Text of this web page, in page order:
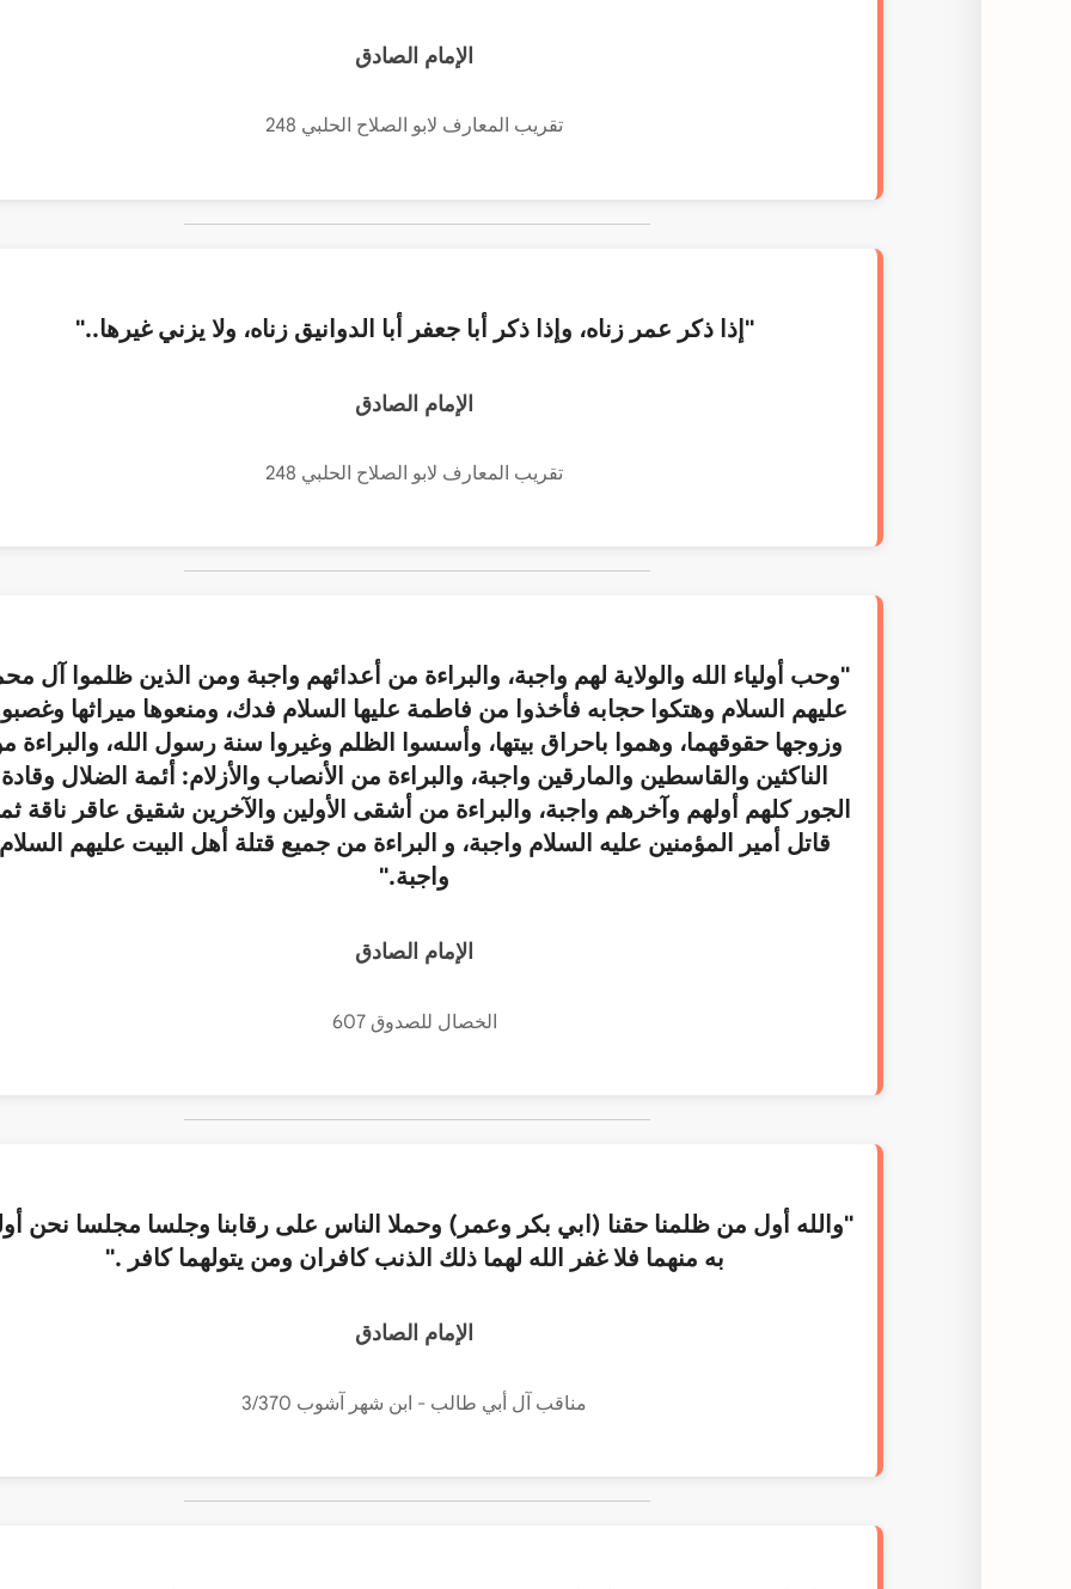
الإمام الصادق
تقريب المعارف لابو الصلاح الحلبي 248
"إذا ذكر عمر زناه، وإذا ذكر أبا جعفر أبا الدوانيق زناه، ولا يزني غيرها.."
الإمام الصادق
تقريب المعارف لابو الصلاح الحلبي 248
"وحب أولياء الله والولاية لهم واجبة، والبراءة من أعدائهم واجبة ومن الذين ظلموا آل
عليهم السلام وهتكوا حجابه فأخذوا من فاطمة عليها السلام فدك، ومنعوها ميراثها
وزوجها حقوقهما، وهموا باحراق بيتها، وأسسوا الظلم وغيروا سنة رسول الله، والبراءة
الناكثين والقاسطين والمارقين واجبة، والبراءة من الأنصاب والأزلام: أئمة الضلال وقادة
الجور كلهم أولهم وآخرهم واجبة، والبراءة من أشقى الأولين والآخرين شقيق عاقر ناقة
قاتل أمير المؤمنين عليه السلام واجبة، و البراءة من جميع قتلة أهل البيت عليهم
واجبة."
الإمام الصادق
الخصال للصدوق 607
"والله أول من ظلمنا حقنا (ابي بكر وعمر) وحملا الناس على رقابنا وجلسا مجلسا نحن
به منهما فلا غفر الله لهما ذلك الذنب كافران ومن يتولهما كافر ."
الإمام الصادق
مناقب آل أبي طالب - ابن شهر آشوب 3/370